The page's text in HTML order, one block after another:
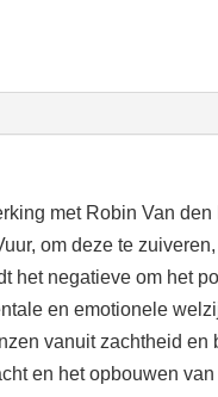
met Robin Van den
om deze te
het negatieve om het
en emotionele
vanuit zachtheid
en het opbouwen